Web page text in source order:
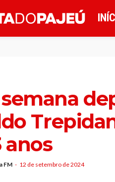
anos
FM 12 de setembro de 2024